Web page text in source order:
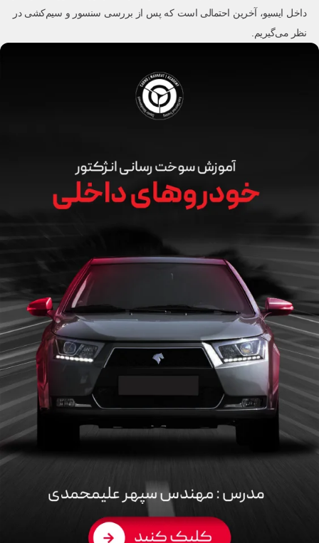
داخل ایسیو، آخرین احتمالی است که پس از بررسی سنسور و سیم‌کشی در
نظر می‌گیریم.